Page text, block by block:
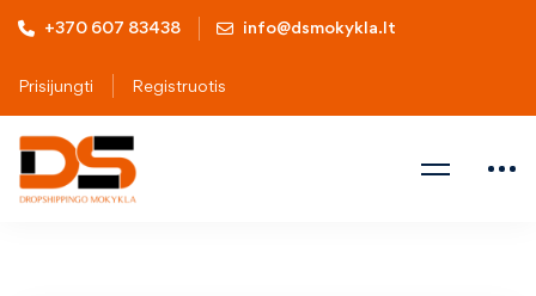
+370 607 83438 info@dsmokykla.lt
Prisijungti Registruotis